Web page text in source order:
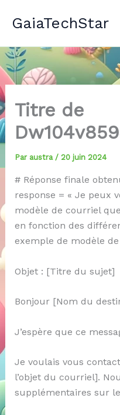
GaiaTechStar
Titre de
Par austra / 20 juin 2024
# Réponse finale
response = « Je peux
modèle de courriel
en fonction des
exemple de modèle
Objet : [Titre du sujet]
Bonjour [Nom du
J’espère que ce
Je voulais vous
l’objet du courriel].
supplémentaires sur